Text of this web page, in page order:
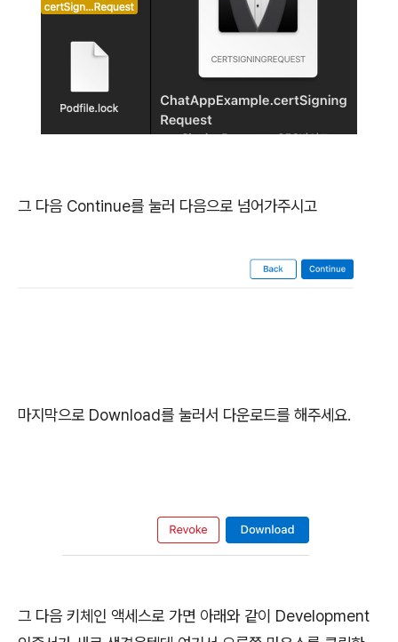
그 다음 Continue를 눌러 다음으로 넘어가주시고
마지막으로 Download를 눌러서 다운로드를 해주세요.
그 다음 키체인 액세스로 가면 아래와 같이 Development